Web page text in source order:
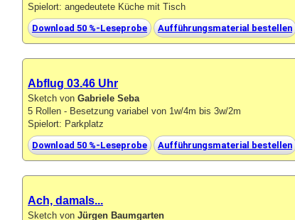
Spielort: angedeutete Küche mit Tisch
Download 50 %-Leseprobe
Aufführungsmaterial bestellen
Abflug 03.46 Uhr
Sketch von Gabriele Seba
5 Rollen - Besetzung variabel von 1w/4m bis 3w/2m
Spielort: Parkplatz
Download 50 %-Leseprobe
Aufführungsmaterial bestellen
Ach, damals...
Sketch von Jürgen Baumgarten